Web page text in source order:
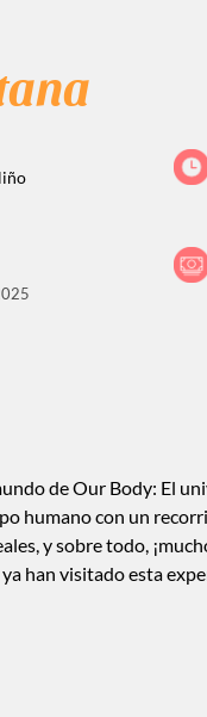
de Our Body: El
humano con un
y sobre todo,
han visitado esta